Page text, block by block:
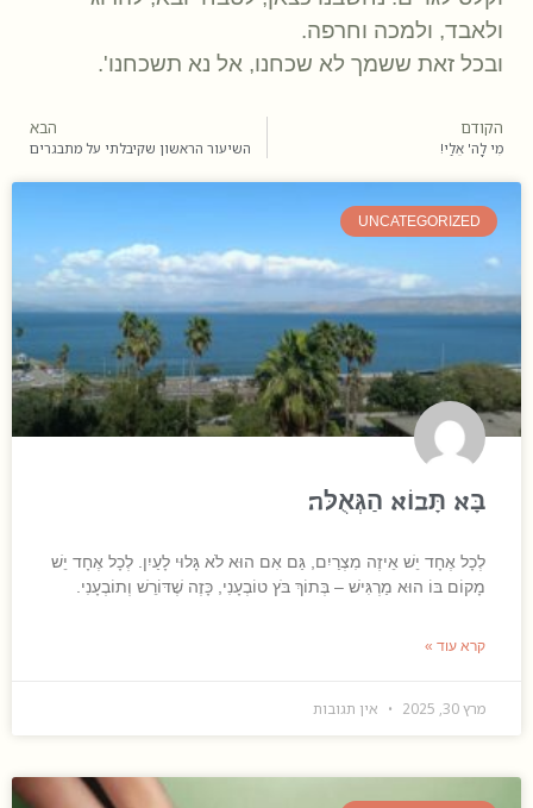
ולאבד, ולמכה וחרפה.
ובכל זאת ששמך לא שכחנו, אל נא תשכחנו'.
הקודם
מִי לָה' אֵלַי!
הבא
השיעור הראשון שקיבלתי על מתבגרים
UNCATEGORIZED
בָּא תָּבוֹא הַגְּאֻלּה
לְכָל אֶחָד יֵשׁ אֵיזֶה מִצְרַיִם, גַּם אִם הוּא לֹא גָּלוּי לָעַיִן. לְכָל אֶחָד יֵשׁ
מָקוֹם בּוֹ הוּא מַרְגִּישׁ – בְּתוֹךְ בֹּץ טוֹבְעָנִי, כָּזֶה שֶׁדּוֹרֵשׁ וְתוֹבְעָנִי.
קרא עוד »
מרץ 30, 2025 אין תגובות